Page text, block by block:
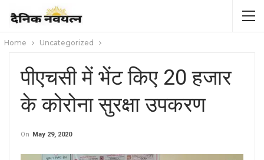
Home Uncategorized
पीएचसी में भेंट किए 20 हजार
के कोरोना सुरक्षा उपकरण
On May 29, 2020